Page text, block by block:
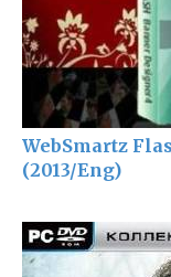
WebSmartz
(2013/Eng)